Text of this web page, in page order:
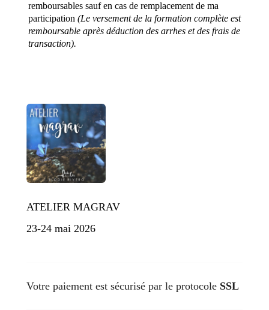
remboursables sauf en cas de remplacement de ma
participation (Le versement de la formation complète est
remboursable après déduction des arrhes et des frais de
transaction).
ATELIER MAGRAV
23-24 mai 2026
Votre paiement est sécurisé par le protocole SSL